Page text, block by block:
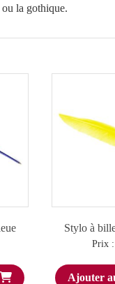
ou la gothique.
Stylo à
Prix :
Ajouter